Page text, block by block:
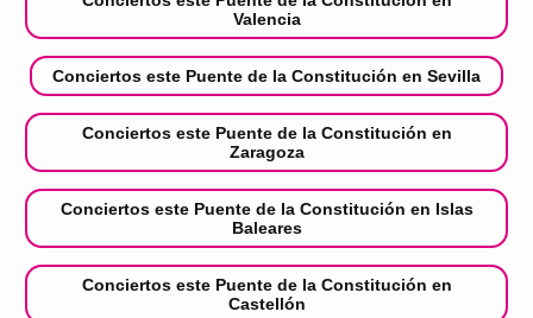
Valencia
Conciertos este Puente de la Constitución en Sevilla
Conciertos este Puente de la Constitución en
Zaragoza
Conciertos este Puente de la Constitución en Islas
Baleares
Conciertos este Puente de la Constitución en
Castellón